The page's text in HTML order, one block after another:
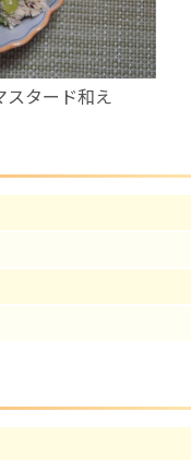
スタード和え
な講座・クラス
産を希望される方へ